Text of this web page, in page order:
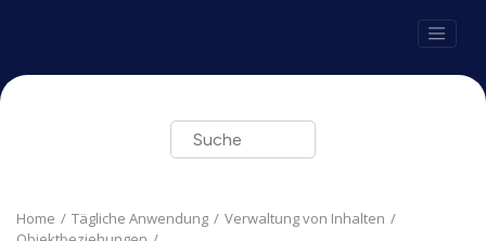
Home Tägliche Anwendung
Verwaltung von Inhalten